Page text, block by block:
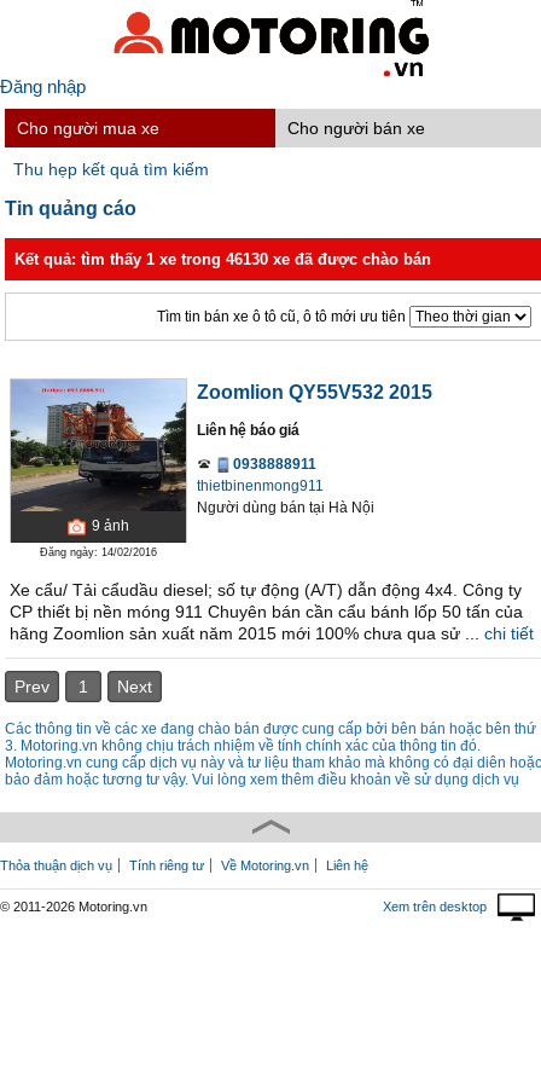
Đăng nhập
Cho người mua xe Cho người bán xe
Thu hẹp kết quả tìm kiếm
Tin quảng cáo
Kết quả: tìm thấy 1 xe trong 46130 xe đã được chào bán
Tìm tin bán xe ô tô cũ, ô tô mới ưu tiên
9 ảnh
Đăng ngày: 14/02/2016
Zoomlion QY55V532 2015
Liên hệ báo giá
0938888911
thietbinenmong911
Người dùng bán tại Hà Nội
Xe cẩu/ Tải cẩudầu diesel; số tự động (A/T) dẫn động 4x4. Công ty
CP thiết bị nền móng 911 Chuyên bán cần cẩu bánh lốp 50 tấn của
hãng Zoomlion sản xuất năm 2015 mới 100% chưa qua sử ...
chi tiết
Prev 1 Next
Các thông tin về các xe đang chào bán được cung cấp bởi bên bán hoặc bên thứ
3. Motoring.vn không chịu trách nhiệm về tính chính xác của thông tin đó.
Motoring.vn cung cấp dịch vụ này và tư liệu tham khảo mà không có đại diên hoặc
bảo đảm hoặc tương tư vậy. Vui lòng xem thêm điều khoản về sử dụng dịch vụ
Thỏa thuận dịch vụ Tính riêng tư Về Motoring.vn Liên hệ
© 2011-2026 Motoring.vn Xem trên desktop